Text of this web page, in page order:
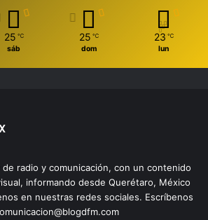
25 ℃
sáb
25 ℃
dom
23 ℃
lun
de radio y comunicación, con un contenido
informando desde Querétaro, México
en nuestras redes sociales. Escríbenos